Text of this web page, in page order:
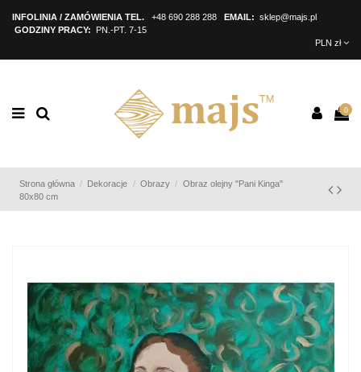
INFOLINIA / ZAMÓWIENIA TEL. +48 690 288 288 EMAIL: sklep@majs.pl
GODZINY PRACY: PN.-PT. 7-15
PLN zł
0
Strona główna Dekoracje Obrazy
Obraz olejny "Pani Kinga"
80x80 cm